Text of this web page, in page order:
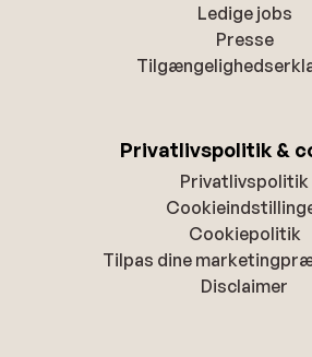
Ledige jobs
Presse
Privatlivspolitik &
Privatlivspolitik
Cookiepolitik
Tilpas dine
Disclaimer